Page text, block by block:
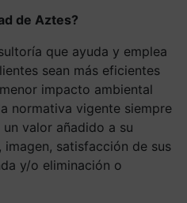
de Aztes?
que ayuda y emplea
sean más eficientes
impacto ambiental
normativa vigente siempre
valor añadido a su
satisfacción de sus
y/o eliminación o